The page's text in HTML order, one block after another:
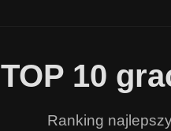
TOP 10
Ranking